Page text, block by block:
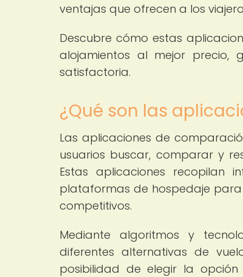
ventajas que ofrecen a los
Descubre cómo estas
alojamientos al mejor precio,
satisfactoria.
¿Qué son las
Las aplicaciones de
usuarios buscar, comparar y
Estas aplicaciones recopilan
plataformas de hospedaje
competitivos.
Mediante algoritmos y
diferentes alternativas de
posibilidad de elegir la